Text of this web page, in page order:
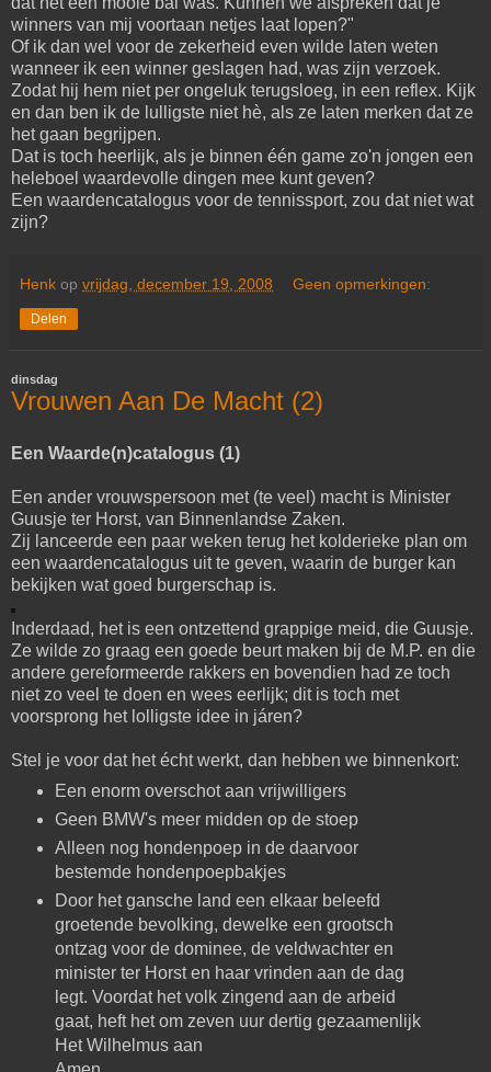
winners van mij voortaan netjes laat lopen?"
Of ik dan wel voor de zekerheid even wilde laten weten
wanneer ik een winner geslagen had, was zijn verzoek.
Zodat hij hem niet per ongeluk terugsloeg, in een reflex. Kijk
en dan ben ik de lulligste niet hè, als ze laten merken dat ze
het gaan begrijpen.
Dat is toch heerlijk, als je binnen één game zo'n jongen een
heleboel waardevolle dingen mee kunt geven?
Een waardencatalogus voor de tennissport, zou dat niet wat
zijn?
Henk op vrijdag, december 19, 2008 Geen opmerkingen:
Delen
dinsdag
Vrouwen Aan De Macht (2)
Een Waarde(n)catalogus (1)
Een ander vrouwspersoon met (te veel) macht is Minister
Guusje ter Horst, van Binnenlandse Zaken.
Zij lanceerde een paar weken terug het kolderieke plan om
een waardencatalogus uit te geven, waarin de burger kan
bekijken wat goed burgerschap is.
Inderdaad, het is een ontzettend grappige meid, die Guusje.
Ze wilde zo graag een goede beurt maken bij de M.P. en die
andere gereformeerde rakkers en bovendien had ze toch
niet zo veel te doen en wees eerlijk; dit is toch met
voorsprong het lolligste idee in járen?
Stel je voor dat het écht werkt, dan hebben we binnenkort:
Een enorm overschot aan vrijwilligers
Geen BMW's meer midden op de stoep
Alleen nog hondenpoep in de daarvoor
bestemde hondenpoepbakjes
Door het gansche land een elkaar beleefd
groetende bevolking, dewelke een grootsch
ontzag voor de dominee, de veldwachter en
minister ter Horst en haar vrinden aan de dag
legt. Voordat het volk zingend aan de arbeid
gaat, heft het om zeven uur dertig gezaamenlijk
Het Wilhelmus aan